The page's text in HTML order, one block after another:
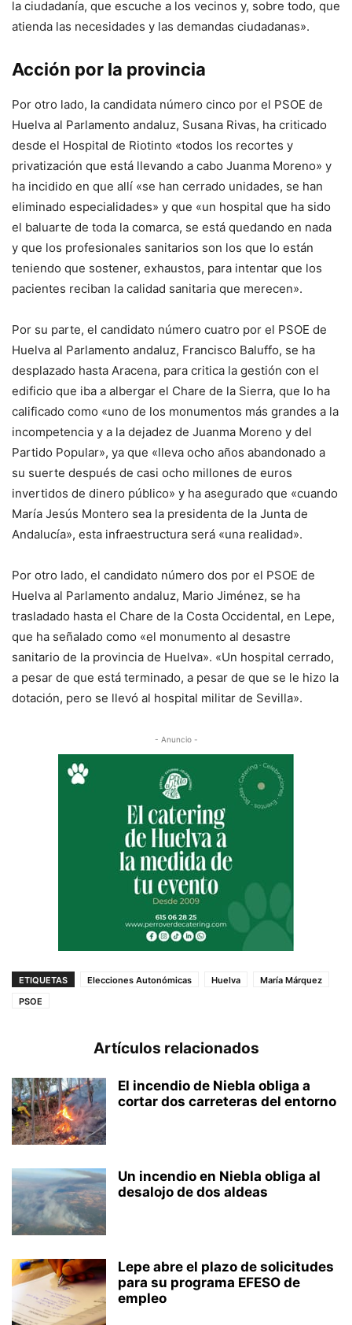
la ciudadanía, que escuche a los vecinos y, sobre todo, que
atienda las necesidades y las demandas ciudadanas».
Acción por la provincia
Por otro lado, la candidata número cinco por el PSOE de
Huelva al Parlamento andaluz, Susana Rivas, ha criticado
desde el Hospital de Riotinto «todos los recortes y
privatización que está llevando a cabo Juanma Moreno» y
ha incidido en que allí «se han cerrado unidades, se han
eliminado especialidades» y que «un hospital que ha sido
el baluarte de toda la comarca, se está quedando en nada
y que los profesionales sanitarios son los que lo están
teniendo que sostener, exhaustos, para intentar que los
pacientes reciban la calidad sanitaria que merecen».
Por su parte, el candidato número cuatro por el PSOE de
Huelva al Parlamento andaluz, Francisco Baluffo, se ha
desplazado hasta Aracena, para critica la gestión con el
edificio que iba a albergar el Chare de la Sierra, que lo ha
calificado como «uno de los monumentos más grandes a la
incompetencia y a la dejadez de Juanma Moreno y del
Partido Popular», ya que «lleva ocho años abandonado a
su suerte después de casi ocho millones de euros
invertidos de dinero público» y ha asegurado que «cuando
María Jesús Montero sea la presidenta de la Junta de
Andalucía», esta infraestructura será «una realidad».
Por otro lado, el candidato número dos por el PSOE de
Huelva al Parlamento andaluz, Mario Jiménez, se ha
trasladado hasta el Chare de la Costa Occidental, en Lepe,
que ha señalado como «el monumento al desastre
sanitario de la provincia de Huelva». «Un hospital cerrado,
a pesar de que está terminado, a pesar de que se le hizo la
dotación, pero se llevó al hospital militar de Sevilla».
- Anuncio -
ETIQUETAS Elecciones Autonómicas Huelva
María Márquez
PSOE
Artículos relacionados
El incendio de Niebla obliga a
cortar dos carreteras del entorno
Un incendio en Niebla obliga al
desalojo de dos aldeas
Lepe abre el plazo de solicitudes
para su programa EFESO de
empleo